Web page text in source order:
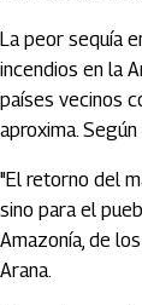
La peor sequía
incendios en la
países vecinos
aproxima.
"El retorno del
sino para el
Amazonía, de
Arana.